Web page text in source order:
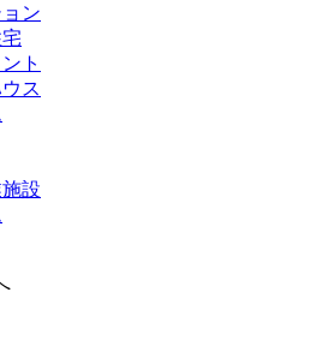
ン
ト
ス
設